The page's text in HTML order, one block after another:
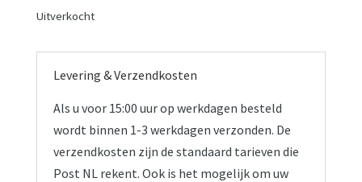
Uitverkocht
Levering & Verzendkosten
Als u voor 15:00 uur op werkdagen besteld
wordt binnen 1-3 werkdagen verzonden. De
verzendkosten zijn de standaard tarieven die
Post NL rekent. Ook is het mogelijk om uw